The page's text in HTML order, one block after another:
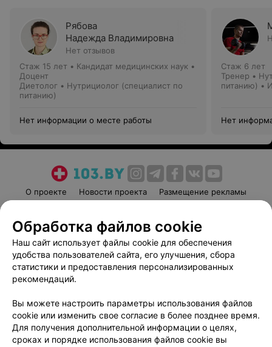
Рябова
Надежда Владимировна
Нет отзывов
Стаж 15 лет • Кандидат медицинских наук •
Доцент
Диетолог • Нутрициолог (специалист по
питанию)
Нет информации о месте работы
Стаж 6 лет
Тренер •
питанию) •
Нет
О проекте Новости проекта
Размещение рекламы
Пользовательское соглашение
Способы оплаты
Вакансии
Партнеры
Написать руководителю 103.by
Обработка персональных данных
Обработка файлов cookie
Наш сайт использует файлы cookie для обеспечения
удобства пользователей сайта, его улучшения, сбора
статистики и предоставления персонализированных
рекомендаций.
Вы можете настроить параметры использования файлов
cookie или изменить свое согласие в более позднее время.
Для получения дополнительной информации о целях,
сроках и порядке использования файлов cookie вы